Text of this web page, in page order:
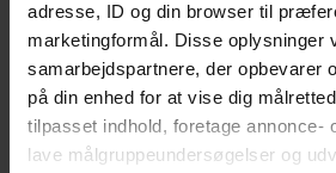
adresse, ID og din browser til
marketingformål. Disse oplysninger
samarbejdspartnere, der opbevarer
på din enhed for at vise dig
tilpasset indhold, foretage annonce-
lave målgruppeundersøgelser og
Staff/service
Facilities
Catering